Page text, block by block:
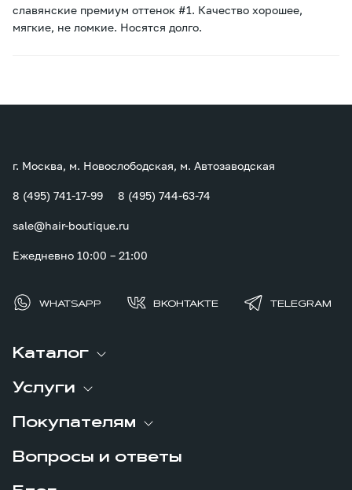
славянские премиум оттенок #1. Качество хорошее,
мягкие, не ломкие. Носятся долго.
Каталог
Услуги
Покупателям
Вопросы и ответы
г. Москва, м. Новослободская, м. Автозаводская
8 (495) 741-17-99 8 (495) 744-63-74
sale@hair-boutique.ru
Ежедневно 10:00 – 21:00
WHATSAPP ВКОНТАКТЕ TELEGRAM